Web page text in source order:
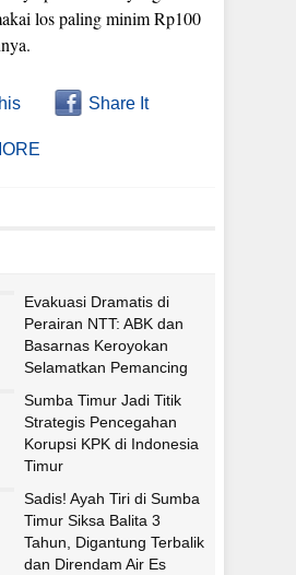
los paling minim Rp100
Share It
Evakuasi Dramatis di
Perairan NTT: ABK dan
Basarnas Keroyokan
Selamatkan Pemancing
Sumba Timur Jadi Titik
Strategis Pencegahan
Korupsi KPK di Indonesia
Timur
Sadis! Ayah Tiri di Sumba
Timur Siksa Balita 3
Tahun, Digantung Terbalik
dan Direndam Air Es